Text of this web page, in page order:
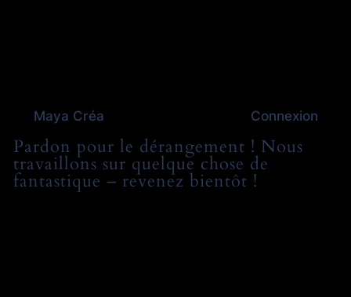
Maya Créa Connexion
Pardon pour le dérangement ! Nous
travaillons sur quelque chose de
fantastique – revenez bientôt !